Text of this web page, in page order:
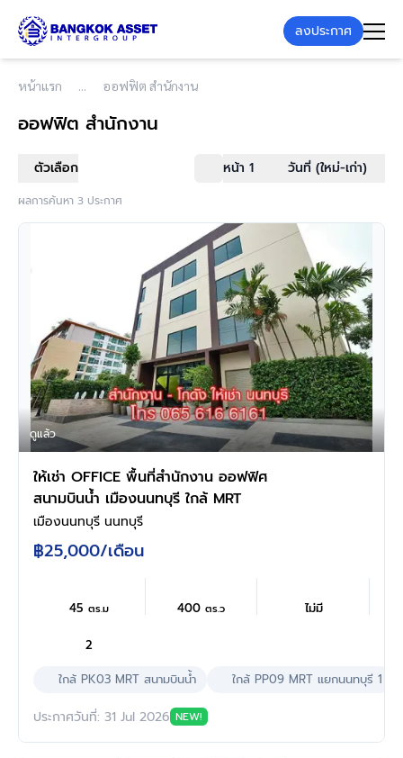
ลงประกาศ
หน้าแรก ออฟฟิต สำนักงาน
ออฟฟิต สำนักงาน
ตัวเลือก หน้า 1 วันที่ (ใหม่-เก่า)
ผลการค้นหา 3 ประกาศ
ดูแล้ว
ให้เช่า OFFICE พื้นที่สำนักงาน ออฟฟิศ
สนามบินน้ำ เมืองนนทบุรี ใกล้ MRT
เมืองนนทบุรี นนทบุรี
฿25,000/เดือน
45ตร.ม 400ตร.ว ไม่มี
2
ใกล้ PK03 MRT สนามบินนํ้า
ใกล้ PP09 MRT แยกนนทบุรี 1
ประกาศวันที่: 31 Jul 2026 NEW!